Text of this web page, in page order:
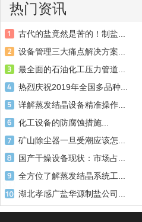
热门资讯
古代的盐竟然是苦的！制盐...
设备管理三大痛点解决方案...
最全面的石油化工压力管道...
热烈庆祝2019年全国多品种...
详解蒸发结晶设备精准操作...
化工设备的防腐蚀措施...
矿山除尘器一旦受潮应该怎...
国产干燥设备现状：市场占...
全方位了解蒸发结晶系统工...
湖北孝感广盐华源制盐公司...